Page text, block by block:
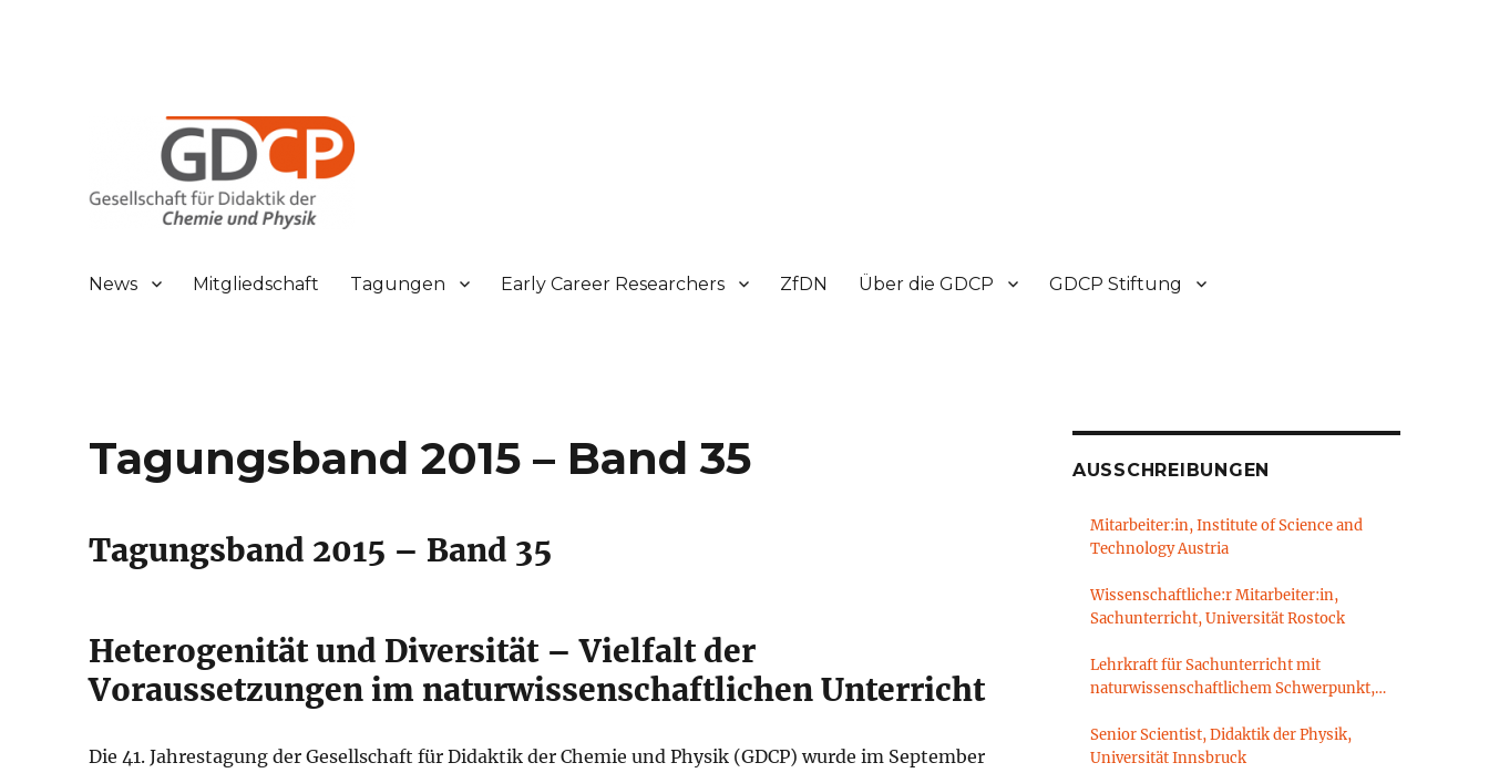
News Mitgliedschaft Tagungen Early Career Researchers ZfDN Über die GDCP GDCP Stiftung
Tagungsband 2015 – Band 35
Tagungsband 2015 – Band 35
Heterogenität und Diversität – Vielfalt der
Voraussetzungen im naturwissenschaftlichen Unterricht
Die 41. Jahrestagung der Gesellschaft für Didaktik der Chemie und Physik (GDCP) wurde im September
AUSSCHREIBUNGEN
Mitarbeiter:in, Institute of Science and
Technology Austria
Wissenschaftliche:r Mitarbeiter:in,
Sachunterricht, Universität Rostock
Lehrkraft für Sachunterricht mit
naturwissenschaftlichem Schwerpunkt,
Brandenburgische Technische Universität
Cottbus-Senftenberg
Senior Scientist, Didaktik der Physik,
Universität Innsbruck